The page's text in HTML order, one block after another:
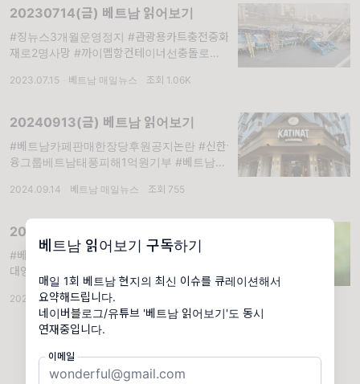
베트남 읽어보기 구독하기
매일 1회 베트남 현지의 최신 이슈를 큐레이션해서
요약해드립니다.
네이버블로그/유튜브 '베트남 읽어보기'도 동시
연재중입니다.
이메일
해드립니다. #한국외교부해외통역서비스 안내
#주베트남한국대사관 특별안전...
20230714(금) 베트남 읽어보기
#징뉴스3개월운영정지 #관광용카트충전중화
재로2명사망 #까이멥항컨테이너선충돌로선착
회 #베트남현지최신이슈 를 #큐레이션 #요약
지 https://overseas.mofa.go.kr/vn-
2023.07.15 베트남 매일뉴스 조회 1.06K
20240913(금) 베트남 읽어보기
#베트남카페판매한장당후원공지논란 #신한금
융그룹베트남태풍피해1억원기부 #베트남연예
민생필품화제 #하노이발라오까이성철도15일
이슈 를 #큐레이션 #요약 해드립니다. #한국
외교부해외통역서비스 안내 #주베트남한...
2024.09.14 베트남 매일뉴스 조회 755
20240604(화) 베트남 읽어보기
#베트남우체국해킹 #빈패스트타임지선정100
대영향력기업 #하노이경찰새벽의바습격 #하
노이아파트석재떨어져아이맞아 #호치민시1군
외국인1명칼찔려사망. #베읽이 매일 1회 #베
트남현지최신이슈 를 #큐레이션 #요약 해드립
니다. #한국외교부해외통역서비스 안내 #주베
트남한국대사관 특별안전공지 #주...
2024.06.05 · 베트남 매일뉴스